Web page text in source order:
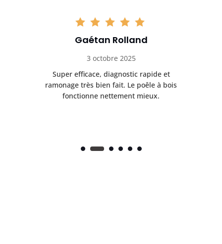
Gaétan Rolland
3 octobre 2025
Super efficace, diagnostic rapide et
ramonage très bien fait. Le poêle à bois
fonctionne nettement mieux.